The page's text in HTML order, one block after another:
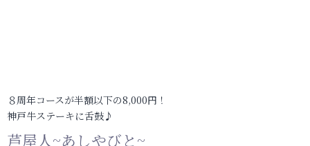
８周年コースが半額以下の8,000円！
神戸牛ステーキに舌鼓♪
芦屋人~あしやびと~